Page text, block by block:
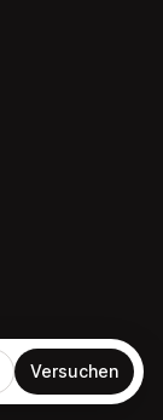
Versuchen